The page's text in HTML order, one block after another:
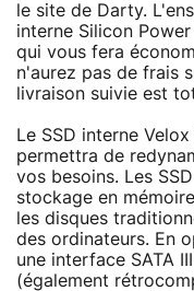
le site de Darty.
interne Silicon
qui vous fera
n'aurez pas de frais
livraison suivie est
Le SSD interne
permettra de
vos besoins. Les
stockage en
les disques
des ordinateurs. En
une interface SATA
(également